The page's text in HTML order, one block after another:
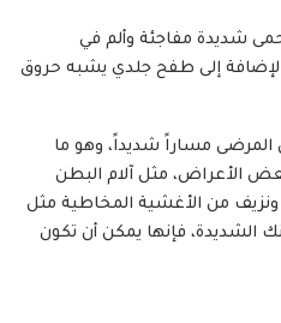
شديدة مفاجئة وألم في
إلى طفح جلدي يشبه حروق
مساراً شديداً، وهو ما
الأعراض، مثل آلام البطن
من الأغشية المخاطية مثل
الشديدة، فإنها يمكن أن تكون